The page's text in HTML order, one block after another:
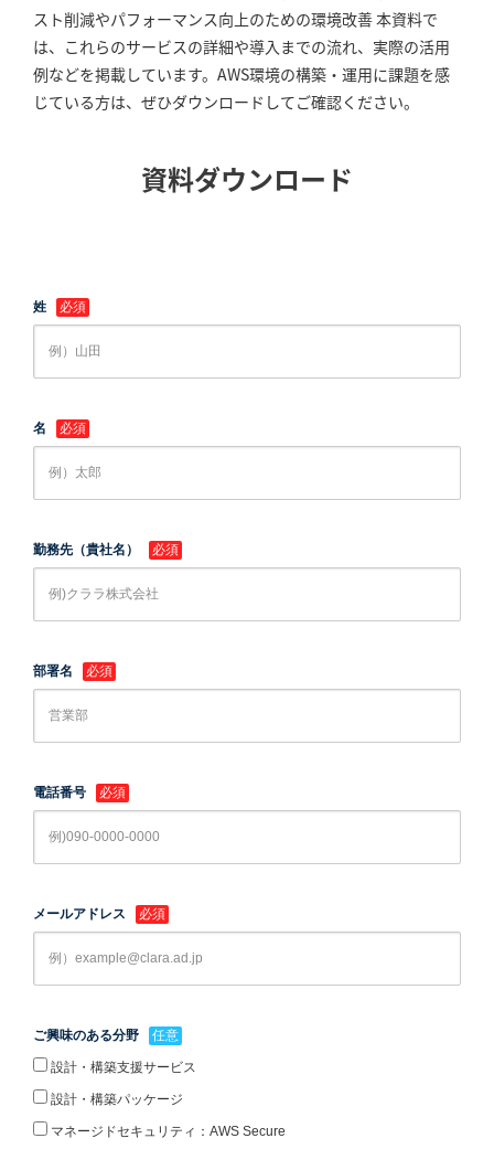
スト削減やパフォーマンス向上のための環境改善 本資料で
は、これらのサービスの詳細や導入までの流れ、実際の活用
例などを掲載しています。AWS環境の構築・運用に課題を感
じている方は、ぜひダウンロードしてご確認ください。
資料ダウンロード